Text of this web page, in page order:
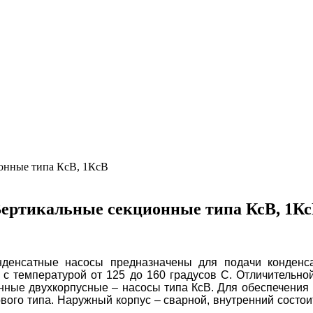
типа КсВ, 1КсВ
секционные типа КсВ,
насосы предназначены для подачи
температурой от 125 до 160 градусов С.
двухкорпусные – насосы типа КсВ. Для
типа. Наружный корпус – сварной, внутренний